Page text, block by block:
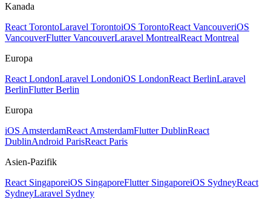
Kanada
React TorontoLaravel TorontoiOS TorontoReact VancouveriOS
VancouverFlutter VancouverLaravel MontrealReact Montreal
Europa
React LondonLaravel LondoniOS LondonReact BerlinLaravel
BerlinFlutter Berlin
Europa
iOS AmsterdamReact AmsterdamFlutter DublinReact
DublinAndroid ParisReact Paris
Asien-Pazifik
React SingaporeiOS SingaporeFlutter SingaporeiOS SydneyReact
SydneyLaravel Sydney